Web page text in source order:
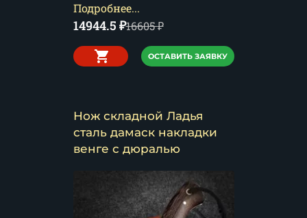
Подробнее...
14944.5 ₽16605₽
ОСТАВИТЬ ЗАЯВКУ
Нож складной Ладья
сталь дамаск накладки
венге с дюралью